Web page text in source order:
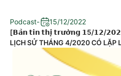
Podcast-
15/12/2022
[𝗕𝗮̉𝗻 𝘁𝗶𝗻 𝘁𝗵𝗶̣ 𝘁𝗿𝘂̛𝗼̛̀𝗻𝗴 𝟭5/𝟭𝟮/
LỊCH SỬ THÁNG 4/2020 CÓ LẶP